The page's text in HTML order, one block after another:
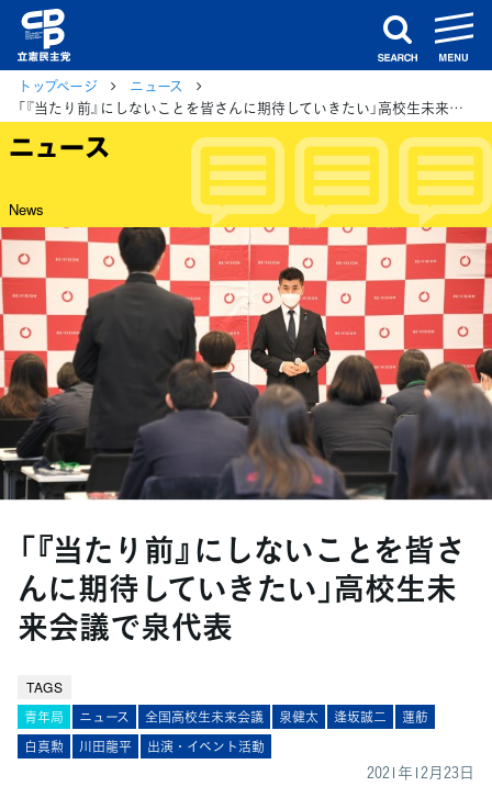
search
トップページ
ニュース
「『当たり前』にしないことを皆さんに期待していきたい」高校生未来会議で泉代表
ニュース
News
「『当たり前』にしないことを皆さ
んに期待していきたい」高校生未
来会議で泉代表
TAGS
青年局 ニュース 全国高校生未来会議 泉健太 逢坂誠二
蓮舫
白真勲
川田龍平 出演・イベント活動
2021年12月23日